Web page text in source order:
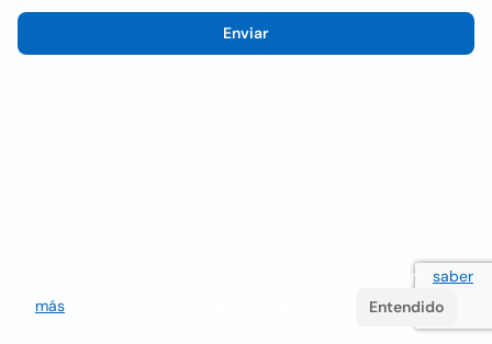
Enviar
Utilizamos cookies para mejorar la experiencia del usuario saber
más
Entendido